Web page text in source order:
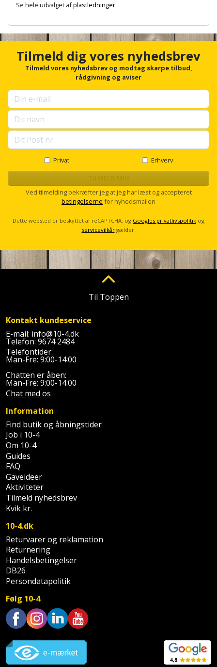
WinWin
plader
Savbuk
Savklinge
Skruestik
Skruetrækker
Skruetvinge
Slibeartikler
Smøring
rustopløser
Soldater
støtte
Stemmejern
Stige
Stillads
Tagpapbrænder
Tapetværktøj
Tommestok
Tømrervinkel
Ud-
og
aftrækker
Værktøjskasse
og
opbevaring
Vaterpas
Kompressor
Lader
Limpistol
Linjelaser
Loddekolbe
Luftværktøj
Måleinstrumenter
Malersprøjte
Multicutter
Nedbrydningshammer
Overfræser
Overfræsertilbehør
Rillefræser
Røreværk
Rotationslaser
Rundsav
Rystepudser
Rystepudsertilbehør
Slagboremaskine
Slagnøgle
Slagnøgletilbehør
Slagskruetrækker
Lommelygte
Merchandise
Pavillon
Personlig
pleje
Plantekasser
Postkasse
Presenning
Shelter
Sikkerhed
i
hjemmet
Skadedyrsbekæmpelse
Skraldespandsskjuler
Skydelåge
Støttemur
Støvsuger
Strygejern
Terrassevarmer
Tømidler
Tørrestativ
Trappevanger
Udebruser
afskærmning
Varme
Se hele udvalget afplastledninger.
c
r
u
p
s
e
l
l
o
Tilmeld dig vores nyhedsbrev
Tilmeld vores nyhedsbrev og modtag skarpe tilbud,
rådgivning og aviser
Privat Erhverv
Ved tilmelding bekræfter jeg at jeg har læst og accepteret
betingelserne for nyhedsmailen
Dette websted er beskyttet af reCAPTCHA, og Googles privatlivspolitik og
servicevilkårgælder.
Til Toppen
Kontakt kundeservice
E-mail: info@10-4.dk
Telefon: 9674 2484
Telefontider:
Man-Fre: 9:00-14:00
Chatten er åben:
Man-Fre: 9:00-14:00
Chat med os
Information
Find butik og åbningstider
Job i 10-4
Om 10-4
Guides
FAQ
Gaveideer
Aktiviteter
Tilmeld nyhedsbrev
Kvik kr.
10-4.dk
Returvarer og reklamation
Returnering
Handelsbetingelser
DB26
Persondatapolitik
Følg 10-4